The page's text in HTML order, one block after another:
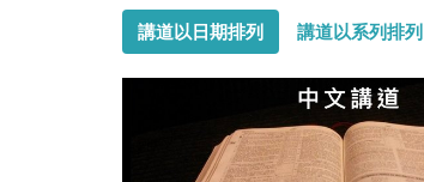
講道以日期排列 講道以系列排列